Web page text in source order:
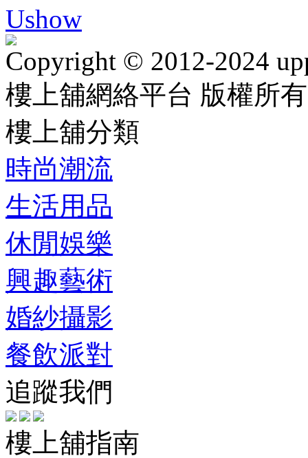
Ushow
Copyright © 2012-2024
樓上舖網絡平台 版權所
樓上舖分類
時尚潮流
生活用品
休閒娛樂
興趣藝術
婚紗攝影
餐飲派對
追蹤我們
樓上舖指南